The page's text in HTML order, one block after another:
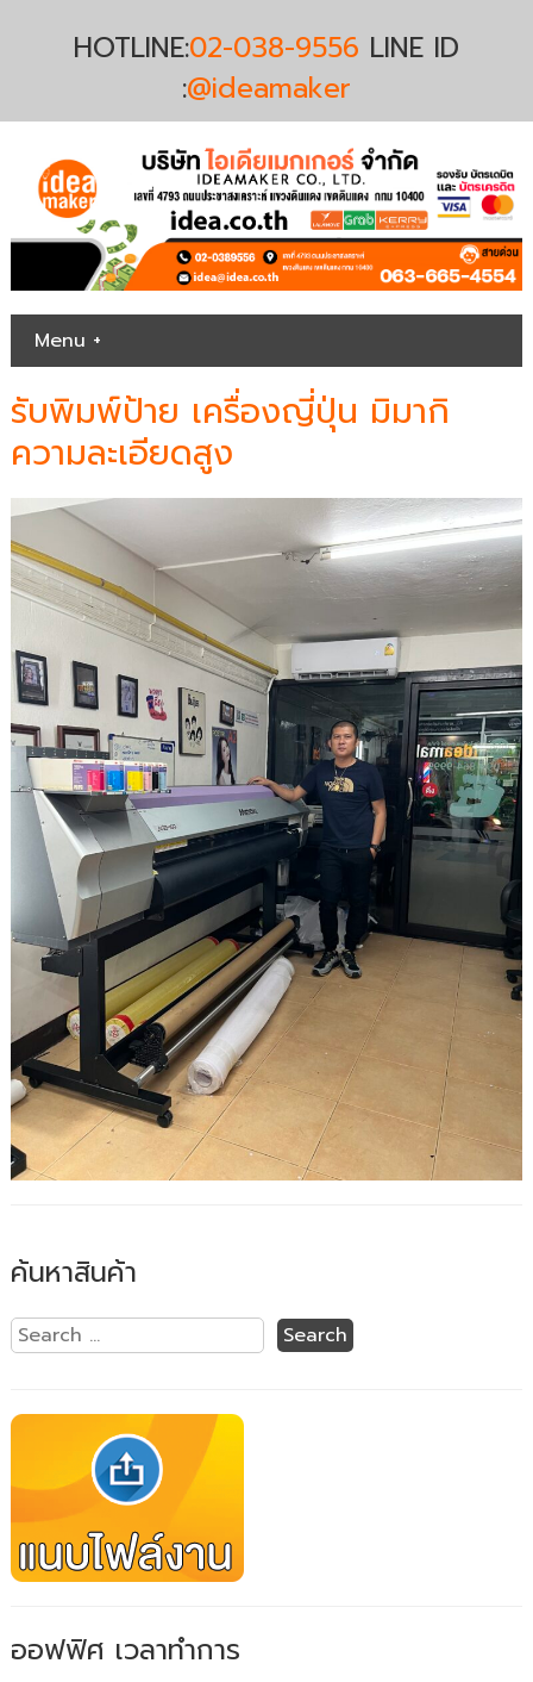
HOTLINE:02-038-9556 LINE ID
:@ideamaker
Menu +
รับพิมพ์ป้าย เครื่องญี่ปุ่น มิมากิ
ความละเอียดสูง
ค้นหาสินค้า
ออฟฟิศ เวลาทำการ